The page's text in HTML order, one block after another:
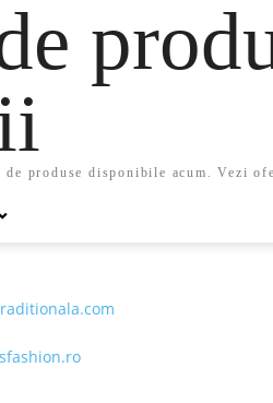
produse disponibile acum. Vezi